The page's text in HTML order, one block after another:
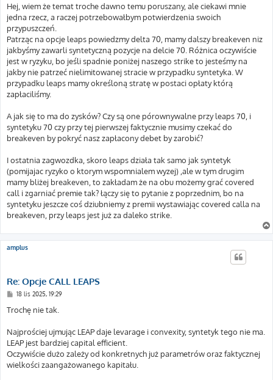
s
Hej, wiem że temat troche dawno temu poruszany, ale ciekawi mnie
jedna rzecz, a raczej potrzebowałbym potwierdzenia swoich
przypuszczeń.
Patrząc na opcje leaps powiedzmy delta 70, mamy dalszy breakeven niz
jakbyśmy zawarli syntetyczną pozycje na delcie 70. Różnica oczywiście
jest w ryzyku, bo jeśli spadnie poniżej naszego strike to jesteśmy na
jakby nie patrzeć nielimitowanej stracie w przypadku syntetyka. W
przypadku leaps mamy określoną stratę w postaci opłaty którą
zapłaciliśmy.
A jak się to ma do zysków? Czy są one pórownywalne przy leaps 70, i
syntetyku 70 czy przy tej pierwszej faktycznie musimy czekać do
breakeven by pokryć nasz zapłacony debet by zarobić?
I ostatnia zagwozdka, skoro leaps działa tak samo jak syntetyk
(pomijajac ryzyko o ktorym wspomnialem wyzej) ,ale w tym drugim
mamy bliżej breakeven, to zakładam że na obu możemy grać covered
call i zgarniać premie tak? łączy się to pytanie z poprzednim, bo na
syntetyku jeszcze coś dziubniemy z premii wystawiając covered calla na
breakeven, przy leaps jest już za daleko strike.
amplus
Re: Opcje CALL LEAPS
P
s
t
18 lis 2025, 19:29
Trochę nie tak.
Najprościej ujmując LEAP daje levarage i convexity, syntetyk tego nie ma.
LEAP jest bardziej capital efficient.
Oczywiście dużo zależy od konkretnych już parametrów oraz faktycznej
wielkości zaangażowanego kapitału.